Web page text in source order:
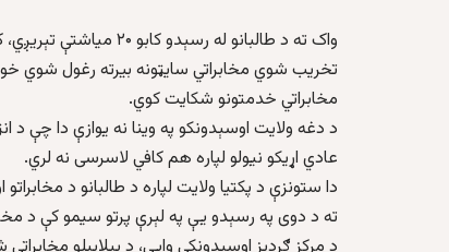
واک ته د طالبانو له
تخریب شوي مخابراتي سایټونه بیرته رغول شوي خو
مخابراتي خدمتونو شکایت کوي.
د دغه ولایت اوسېدونکو په وینا نه یوازې دا چې
عادي اړیکو نیولو لپاره هم کافي لاسرسی نه لري.
دا ستونزې د پکتیا ولایت لپاره د طالبانو د
ته د دوی په رسېدو یې په لېرې پرتو سیمو کې د